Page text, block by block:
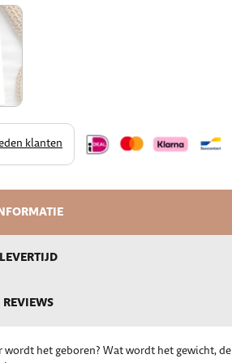
klanten
LEVERTIJD
REVIEWS
wordt het geboren? Wat wordt het gewicht, de